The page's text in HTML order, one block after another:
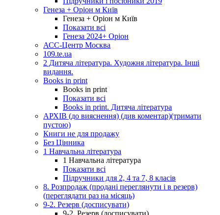
Генеза + Оріон м Київ
Генеза + Оріон м Київ
Показати всі
Генеза 2024+ Оріон
АСС-Центр Москва
109.te.ua
2 Дитяча література. Художня література. Інші
видання.
Books in print
Books in print
Показати всі
Books in print. Дитяча література
АРХІВ (до вияснення) (див коментар)(тримати
пустою)
Книги не для продажу
Без Цінника
1 Навчальна література
1 Навчальна література
Показати всі
Підручники для 2, 4 та 7, 8 класів
8. Розпродаж (продані переглянути і в резерв)
(переглядати раз на місяць)
9-2. Резерв (досписувати)
9-2. Резерв (досписувати)